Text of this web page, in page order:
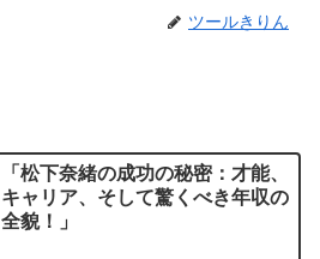
ツールきりん
「松下奈緒の成功の秘密：才能、
キャリア、そして驚くべき年収の
全貌！」